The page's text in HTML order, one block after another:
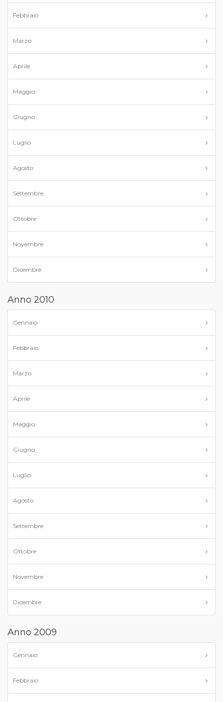
Febbraio
Marzo
Aprile
Maggio
Giugno
Luglio
Agosto
Settembre
Ottobre
Novembre
Dicembre
Anno 2010
Gennaio
Febbraio
Marzo
Aprile
Maggio
Giugno
Luglio
Agosto
Settembre
Ottobre
Novembre
Dicembre
Anno 2009
Gennaio
Febbraio